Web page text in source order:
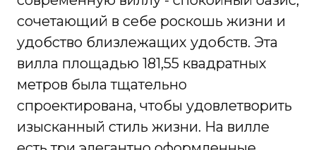
сочетающий в себе роскошь жизни и
удобство близлежащих удобств. Эта
вилла площадью 181,55 квадратных
метров была тщательно
спроектирована, чтобы удовлетворить
изысканный стиль жизни. На вилле